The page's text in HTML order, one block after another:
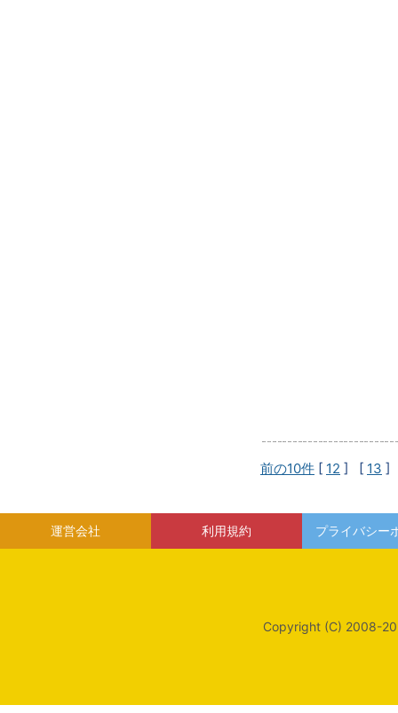
前の10件 [ 12 ] [ 13 ]
運営会社 利用規約 プライバシー
Copyright (C) 2008-